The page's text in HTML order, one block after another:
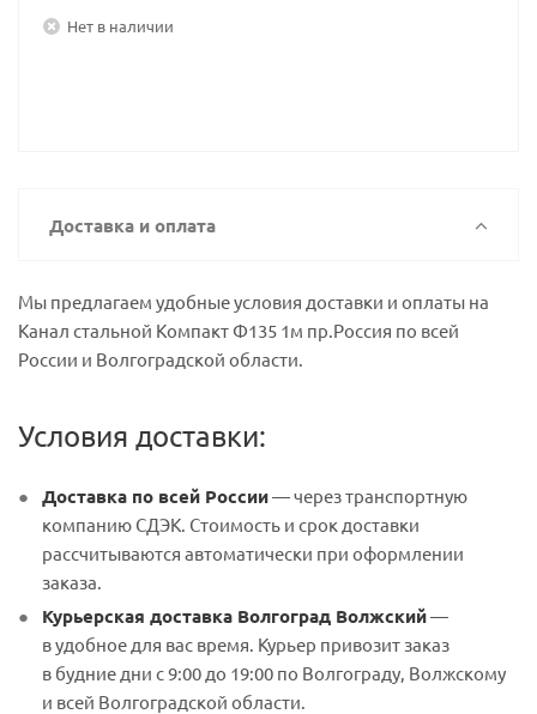
Нет в наличии
Доставка и оплата
Мы предлагаем удобные условия доставки и оплаты на
Канал стальной Компакт Ф135 1м пр.Россия по всей
России и Волгоградской области.
Условия доставки:
Доставка по всей России— через транспортную
компанию СДЭК. Стоимость и срок доставки
рассчитываются автоматически при оформлении
заказа.
Курьерская доставка Волгоград Волжский—
в удобное для вас время. Курьер привозит заказ
в будние дни с 9:00 до 19:00 по Волгограду, Волжскому
и всей Волгоградской области.